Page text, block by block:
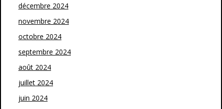
décembre 2024
novembre 2024
octobre 2024
septembre 2024
août 2024
juillet 2024
juin 2024